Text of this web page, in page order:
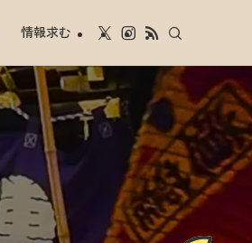
情報求む